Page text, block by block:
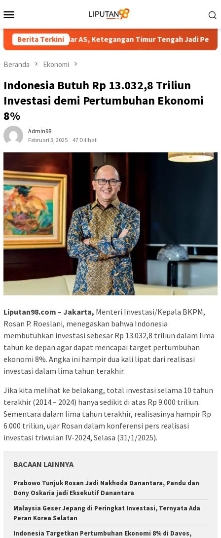
ke
Mobile
Berita Terkini
per Dolar AS, Ketegangan Timur Tengah Jadi Pemicu
Beranda Ekonomi
Indonesia Butuh Rp 13.032,8 Triliun
Investasi demi Pertumbuhan Ekonomi
8%
Admin98
Februari 3, 2025
47 Dilihat
Liputan98.com – Jakarta, Menteri Investasi/Kepala BKPM,
Rosan P. Roeslani, menegaskan bahwa Indonesia
membutuhkan investasi sebesar Rp 13.032,8 triliun dalam lima
tahun ke depan agar dapat mencapai target pertumbuhan
ekonomi 8%. Angka ini hampir dua kali lipat dari realisasi
investasi dalam lima tahun terakhir.
Jika kita melihat ke belakang, total investasi selama 10 tahun
terakhir (2014 – 2024) hanya sedikit di atas Rp 9.000 triliun.
Sementara dalam lima tahun terakhir, realisasinya hampir Rp
6.000 triliun, ujar Rosan dalam konferensi pers realisasi
investasi triwulan IV-2024, Selasa (31/1/2025).
BACAAN LAINNYA
Prabowo Tunjuk Rosan Jadi Nakhoda Danantara, Pandu dan
Dony Oskaria jadi Eksekutif Danantara
Malaysia Geser Jepang di Peringkat Investasi, Ternyata Ada
Peran Korea Selatan
Indonesia Targetkan Pertumbuhan Ekonomi 8% di Davos,